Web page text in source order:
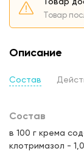
Товар
Описание
Состав
Состав
в 100 г крема
клотримазол -